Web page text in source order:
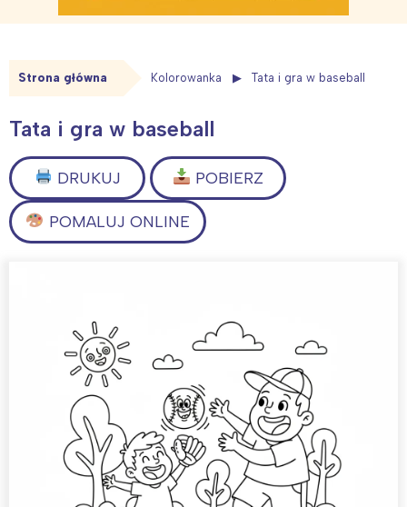
Strona główna Kolorowanka Tata i gra w baseball
Tata i gra w baseball
DRUKUJ POBIERZ
POMALUJ ONLINE